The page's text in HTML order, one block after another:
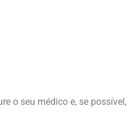
o seu médico e, se possível,